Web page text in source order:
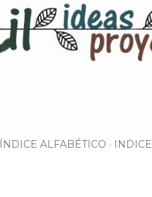
ÍNDICE ALFABÉTICO INDICE